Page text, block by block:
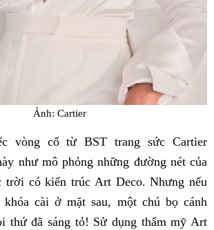
Ảnh: Cartier
vòng cổ từ BST trang sức Cartier
như mô phỏng những đường nét của
trời có kiến trúc Art Deco. Nhưng nếu
cài ở mặt sau, một chú bọ cánh
thứ đã sáng tỏ! Sử dụng thẩm mỹ Art